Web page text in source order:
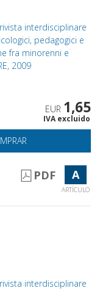
interdisciplinare
pedagogici e
fra minorenni e
2009
EUR 1,65
IVA excluido
PDF A
ARTÍCULO
interdisciplinare